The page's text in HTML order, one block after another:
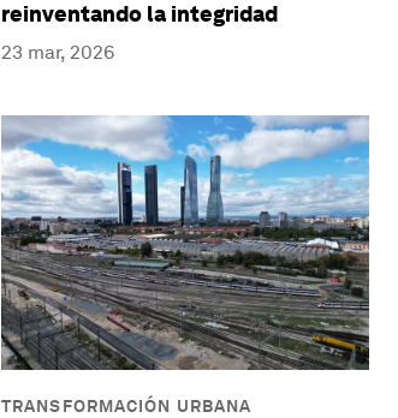
reinventando la integridad
23 mar, 2026
TRANSFORMACIÓN URBANA